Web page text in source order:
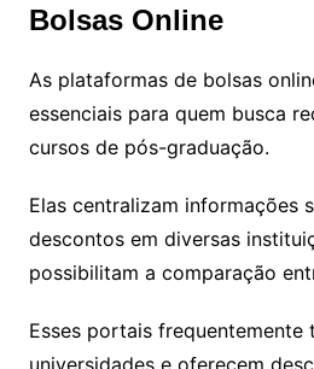
Bolsas Online
As plataformas de bolsas
essenciais para quem busca
cursos de pós-graduação.
Elas centralizam informações
descontos em diversas
possibilitam a comparação
Esses portais frequentemente
universidades e oferecem